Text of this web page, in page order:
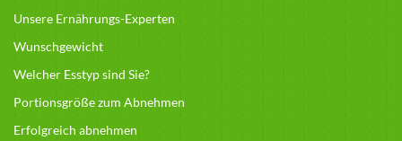
Unsere Ernährungs-Experten
Wunschgewicht
Welcher Esstyp sind Sie?
Portionsgröße zum Abnehmen
Erfolgreich abnehmen